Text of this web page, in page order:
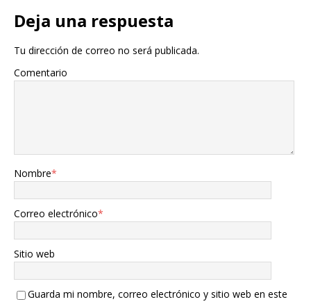
Deja una respuesta
Tu dirección de correo no será publicada.
Comentario
Nombre*
Correo electrónico*
Sitio web
Guarda mi nombre, correo electrónico y sitio web en este